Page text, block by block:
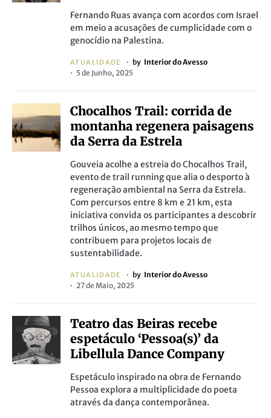
Fernando Ruas avança com acordos com Israel
em meio a acusações de cumplicidade com o
genocídio na Palestina.
ATUALIDADE by Interior do Avesso
5 de Junho, 2025
Chocalhos Trail: corrida de
montanha regenera paisagens
da Serra da Estrela
Gouveia acolhe a estreia do Chocalhos Trail,
evento de trail running que alia o desporto à
regeneração ambiental na Serra da Estrela.
Com percursos entre 8 km e 21 km, esta
iniciativa convida os participantes a descobrir
trilhos únicos, ao mesmo tempo que
contribuem para projetos locais de
sustentabilidade.
ATUALIDADE by Interior do Avesso
27 de Maio, 2025
Teatro das Beiras recebe
espetáculo ‘Pessoa(s)’ da
Libellula Dance Company
Espetáculo inspirado na obra de Fernando
Pessoa explora a multiplicidade do poeta
através da dança contemporânea.